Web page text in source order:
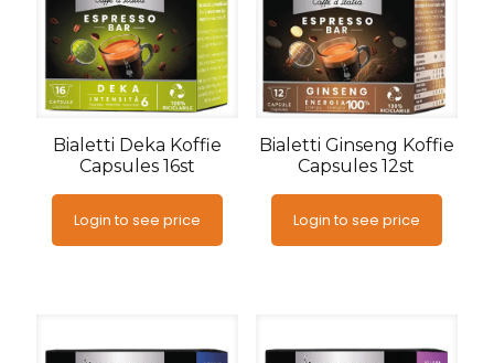
Bialetti Deka Koffie
Capsules 16st
Login to see price
Bialetti Ginseng Koffie
Capsules 12st
Login to see price